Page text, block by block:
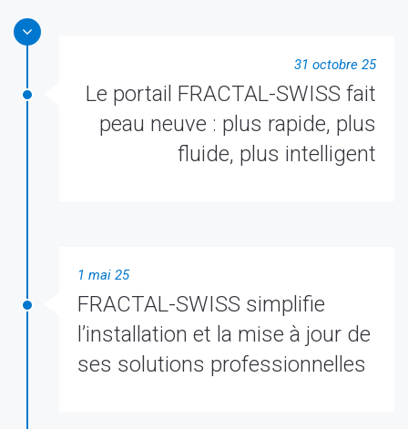
31 octobre 25
Le portail FRACTAL-SWISS fait
peau neuve : plus rapide, plus
fluide, plus intelligent
1 mai 25
FRACTAL-SWISS simplifie
l’installation et la mise à jour de
ses solutions professionnelles